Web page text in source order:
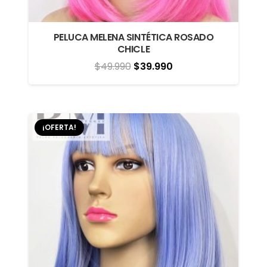
PELUCA MELENA SINTÉTICA ROSADO
CHICLE
$49.990 El
precio
era:
$49.990.
$39.990El
precio
es:
$39.990.
¡OFERTA!